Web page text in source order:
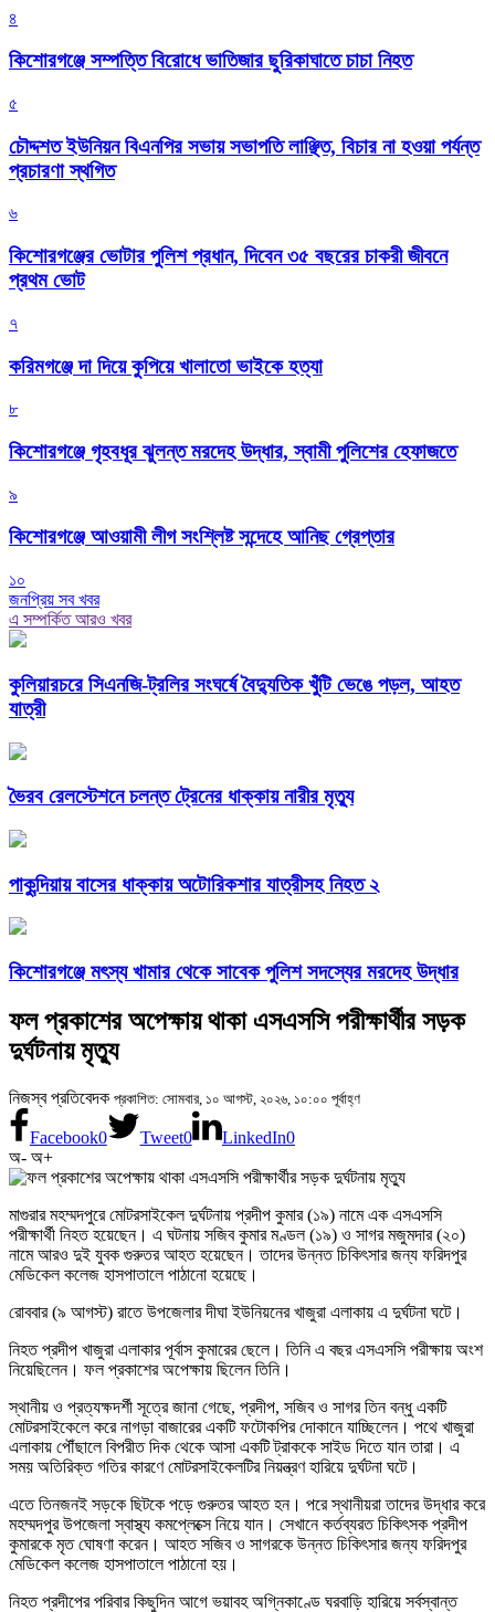
৪
কিশোরগঞ্জে সম্পত্তি বিরোধে ভাতিজার ছুরিকাঘাতে চাচা নিহত
৫
চৌদ্দশত ইউনিয়ন বিএনপির সভায় সভাপতি লাঞ্ছিত, বিচার না হওয়া পর্যন্ত
প্রচারণা স্থগিত
৬
কিশোরগঞ্জের ভোটার পুলিশ প্রধান, দিবেন ৩৫ বছরের চাকরী জীবনে
প্রথম ভোট
৭
করিমগঞ্জে দা দিয়ে কুপিয়ে খালাতো ভাইকে হত্যা
৮
কিশোরগঞ্জে গৃহবধূর ঝুলন্ত মরদেহ উদ্ধার, স্বামী পুলিশের হেফাজতে
৯
কিশোরগঞ্জে আওয়ামী লীগ সংশ্লিষ্ট সন্দেহে আনিছ গ্রেপ্তার
১০
জনপ্রিয় সব খবর
এ সম্পর্কিত আরও খবর
কুলিয়ারচরে সিএনজি-ট্রলির সংঘর্ষে বৈদ্যুতিক খুঁটি ভেঙে পড়ল, আহত
যাত্রী
ভৈরব রেলস্টেশনে চলন্ত ট্রেনের ধাক্কায় নারীর মৃত্যু
পাকুন্দিয়ায় বাসের ধাক্কায় অটোরিকশার যাত্রীসহ নিহত ২
কিশোরগঞ্জে মৎস্য খামার থেকে সাবেক পুলিশ সদস্যের মরদেহ উদ্ধার
ফল প্রকাশের অপেক্ষায় থাকা এসএসসি পরীক্ষার্থীর সড়ক
দুর্ঘটনায় মৃত্যু
নিজস্ব প্রতিবেদক প্রকাশিত: সোমবার, ১০ আগস্ট, ২০২৬, ১০:০০ পূর্বাহ্ণ
Facebook0 Tweet0 LinkedIn0
অ- অ+
মাগুরার মহম্মদপুরে মোটরসাইকেল দুর্ঘটনায় প্রদীপ কুমার (১৯) নামে এক এসএসসি
পরীক্ষার্থী নিহত হয়েছেন। এ ঘটনায় সজিব কুমার মণ্ডল (১৯) ও সাগর মজুমদার (২০)
নামে আরও দুই যুবক গুরুতর আহত হয়েছেন। তাদের উন্নত চিকিৎসার জন্য ফরিদপুর
মেডিকেল কলেজ হাসপাতালে পাঠানো হয়েছে।
রোববার (৯ আগস্ট) রাতে উপজেলার দীঘা ইউনিয়নের খাজুরা এলাকায় এ দুর্ঘটনা ঘটে।
নিহত প্রদীপ খাজুরা এলাকার পূর্বাস কুমারের ছেলে। তিনি এ বছর এসএসসি পরীক্ষায় অংশ
নিয়েছিলেন। ফল প্রকাশের অপেক্ষায় ছিলেন তিনি।
স্থানীয় ও প্রত্যক্ষদর্শী সূত্রে জানা গেছে, প্রদীপ, সজিব ও সাগর তিন বন্ধু একটি
মোটরসাইকেলে করে নাগড়া বাজারের একটি ফটোকপির দোকানে যাচ্ছিলেন। পথে খাজুরা
এলাকায় পৌঁছালে বিপরীত দিক থেকে আসা একটি ট্রাককে সাইড দিতে যান তারা। এ
সময় অতিরিক্ত গতির কারণে মোটরসাইকেলটির নিয়ন্ত্রণ হারিয়ে দুর্ঘটনা ঘটে।
এতে তিনজনই সড়কে ছিটকে পড়ে গুরুতর আহত হন। পরে স্থানীয়রা তাদের উদ্ধার করে
মহম্মদপুর উপজেলা স্বাস্থ্য কমপ্লেক্সে নিয়ে যান। সেখানে কর্তব্যরত চিকিৎসক প্রদীপ
কুমারকে মৃত ঘোষণা করেন। আহত সজিব ও সাগরকে উন্নত চিকিৎসার জন্য ফরিদপুর
মেডিকেল কলেজ হাসপাতালে পাঠানো হয়।
নিহত প্রদীপের পরিবার কিছুদিন আগে ভয়াবহ অগ্নিকাণ্ডে ঘরবাড়ি হারিয়ে সর্বস্বান্ত